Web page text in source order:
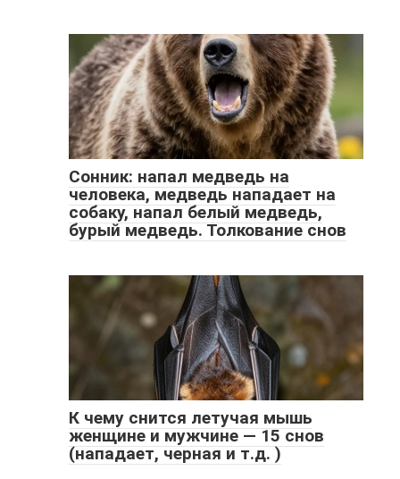
Сонник: напал медведь на
человека, медведь нападает на
собаку, напал белый медведь,
бурый медведь. Толкование снов
К чему снится летучая мышь
женщине и мужчине — 15 снов
(нападает, черная и т.д. )